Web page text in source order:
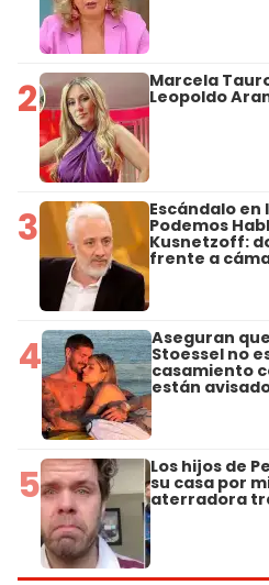
2 Marcela
Leopoldo
3 Escándalo en
Podemos
Kusnetzoff:
frente a
4 Aseguran
Stoessel no
casamiento
están
5 Los hijos de
su casa por
aterradora